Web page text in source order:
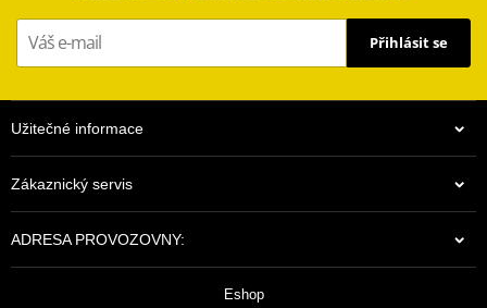
Přihlásit se
Užitečné informace
Zákaznický servis
ADRESA PROVOZOVNY:
Eshop